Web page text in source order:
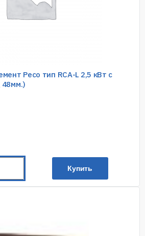
Ресо тип RCA-L 2,5 кВт с
48мм.)
Купить